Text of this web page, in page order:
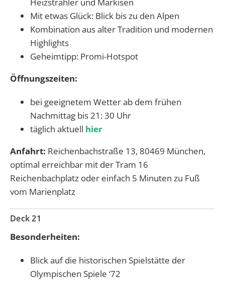
Mit etwas Glück: Blick bis zu den Alpen
Kombination aus alter Tradition und modernen
Highlights
Geheimtipp: Promi-Hotspot
Öffnungszeiten:
bei geeignetem Wetter ab dem frühen
Nachmittag bis 21: 30 Uhr
täglich aktuell hier
Anfahrt: Reichenbachstraße 13, 80469 München,
optimal erreichbar mit der Tram 16
Reichenbachplatz oder einfach 5 Minuten zu Fuß
vom Marienplatz
Deck 21
Besonderheiten:
Blick auf die historischen Spielstätte der
Olympischen Spiele ‘72